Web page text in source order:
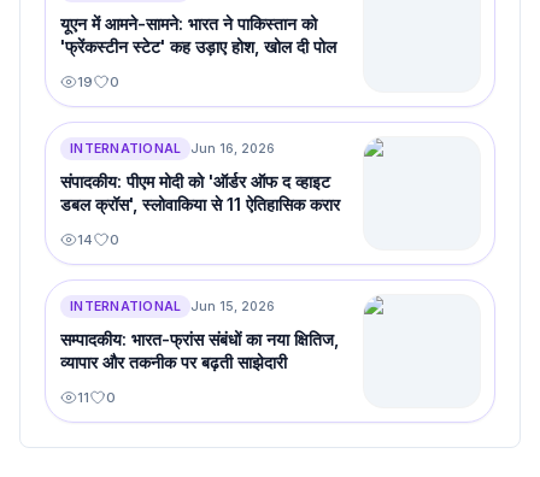
यूएन में आमने-सामने: भारत ने पाकिस्तान को
'फ्रेंकस्टीन स्टेट' कह उड़ाए होश, खोल दी पोल
19 0
INTERNATIONAL Jun 16, 2026
संपादकीय: पीएम मोदी को 'ऑर्डर ऑफ द व्हाइट
डबल क्रॉस', स्लोवाकिया से 11 ऐतिहासिक करार
14 0
INTERNATIONAL Jun 15, 2026
सम्पादकीय: भारत-फ्रांस संबंधों का नया क्षितिज,
व्यापार और तकनीक पर बढ़ती साझेदारी
11 0